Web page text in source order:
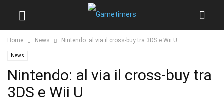
Home News Nintendo: al via il cross-buy tra 3DS e Wii U
News
Nintendo: al via il cross-buy tra
3DS e Wii U